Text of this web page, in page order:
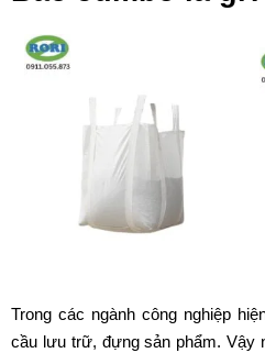
Trong các ngành công nghiệp
cầu lưu trữ, đựng sản phẩm. Vậy